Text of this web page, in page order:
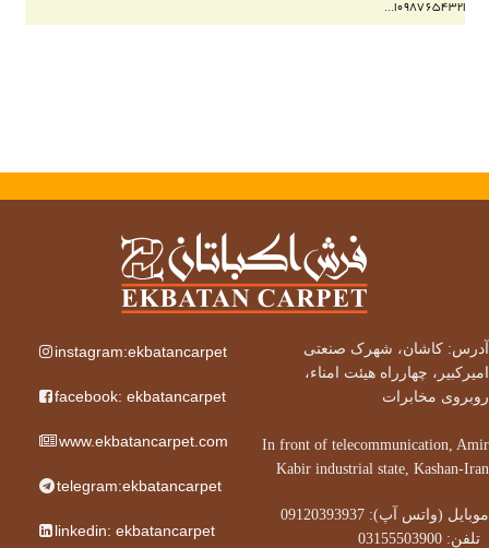
1
2
3
4
5
6
7
8
9
10
...
آدرس: کاشان، شهرک صنعتی
امیرکبیر، چهارراه هیئت امناء،
روبروی مخابرات
In front of telecommunication, Amir
Kabir industrial state, Kashan-Iran
تلفن: 03155503900
instagram:ekbatancarpet
facebook: ekbatancarpet
www.ekbatancarpet.com
telegram:ekbatancarpet
linkedin: ekbatancarpet